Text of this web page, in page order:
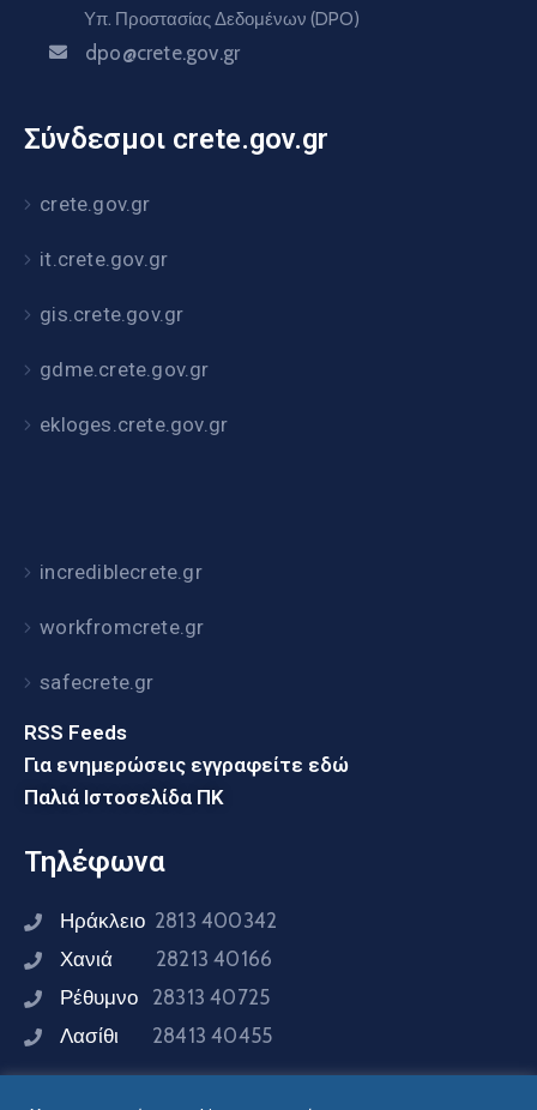
Υπ. Προστασίας Δεδομένων (DPO)
dpo@crete.gov.gr
Σύνδεσμοι crete.gov.gr
crete.gov.gr
it.crete.gov.gr
gis.crete.gov.gr
gdme.crete.gov.gr
ekloges.crete.gov.gr
incrediblecrete.gr
workfromcrete.gr
safecrete.gr
RSS Feeds
Για ενημερώσεις εγγραφείτε εδώ
Παλιά Ιστοσελίδα ΠΚ
Τηλέφωνα
Ηράκλειο 2813 400342
Χανιά 28213 40166
Ρέθυμνο 28313 40725
Λασίθι 28413 40455